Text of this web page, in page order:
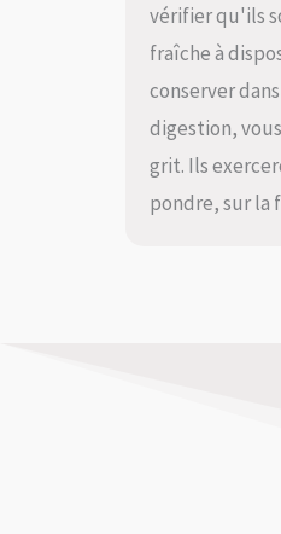
vérifier qu'ils
fraîche à
conserver
digestion,
grit. Ils
pondre, sur